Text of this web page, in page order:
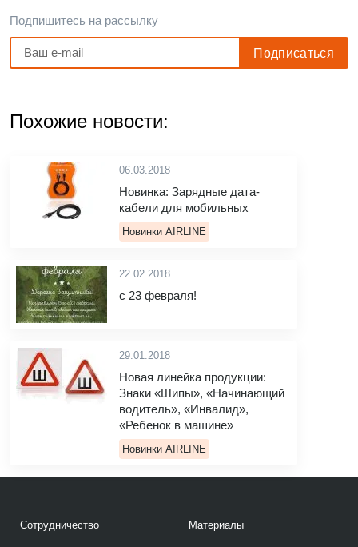
Подпишитесь на рассылку
Похожие новости:
06.03.2018
Новинка: Зарядные дата-
кабели для мобильных
Новинки AIRLINE
22.02.2018
с 23 февраля!
29.01.2018
Новая линейка продукции:
Знаки «Шипы», «Начинающий
водитель», «Инвалид»,
«Ребенок в машине»
Новинки AIRLINE
Сотрудничество Материалы